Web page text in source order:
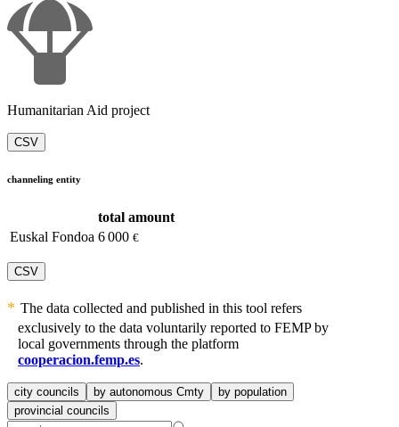
Humanitarian Aid project
CSV
channeling entity
total amount
Euskal Fondoa 6 000 €
CSV
The data collected and published in this tool refers
exclusively to the data voluntarily reported to FEMP by
local governments through the platform
cooperacion.femp.es.
city councils by autonomous Cmty
by population
provincial councils